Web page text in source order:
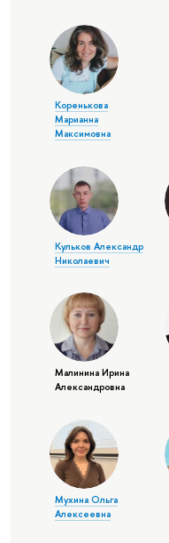
Коренькова
Марианна
Максимовна
Кульков Александр
Николаевич
Малинина Ирина
Александровна
Мухина Ольга
Алексеевна